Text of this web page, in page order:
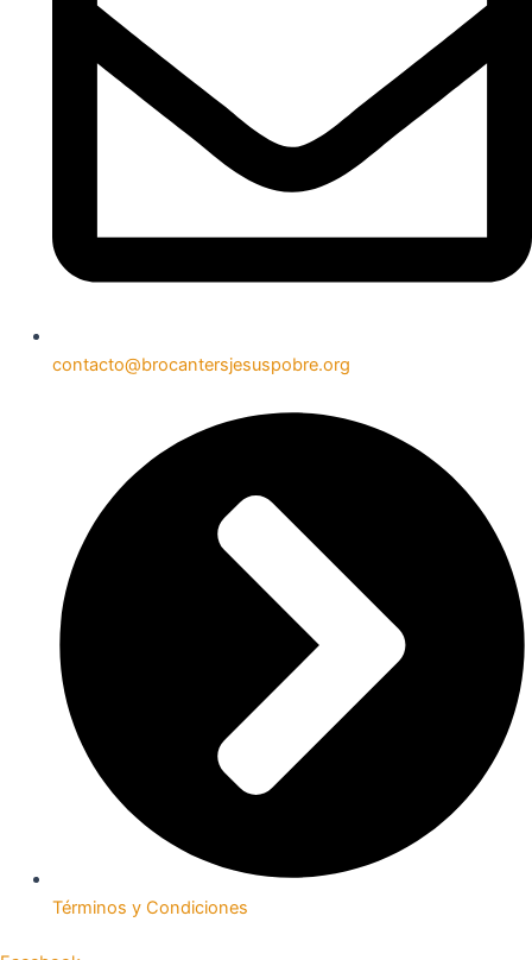
contacto@brocantersjesuspobre.org
Términos y Condiciones